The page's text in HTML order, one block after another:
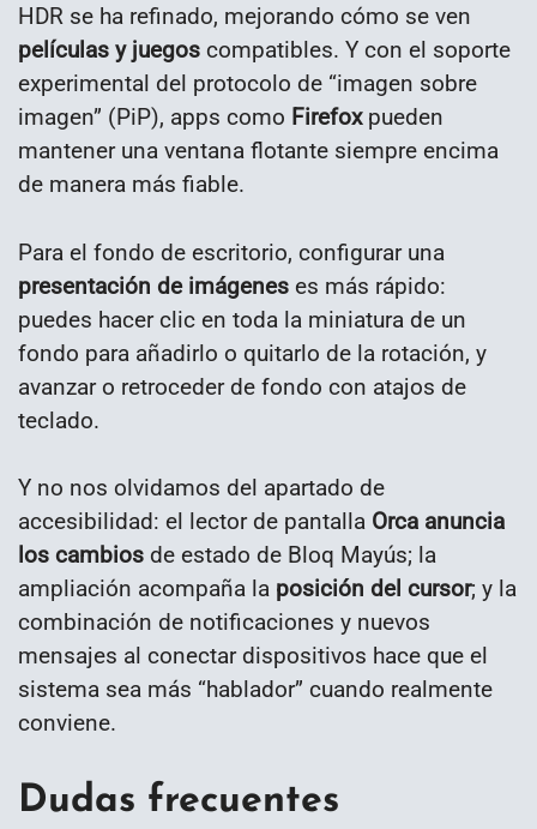
HDR se ha refinado, mejorando cómo se ven
películas y juegos compatibles. Y con el soporte
experimental del protocolo de “imagen sobre
imagen” (PiP), apps como Firefoxpueden
mantener una ventana flotante siempre encima
de manera más fiable.
Para el fondo de escritorio, configurar una
presentación de imágenes es más rápido:
puedes hacer clic en toda la miniatura de un
fondo para añadirlo o quitarlo de la rotación, y
avanzar o retroceder de fondo con atajos de
teclado.
Y no nos olvidamos del apartado de
accesibilidad: el lector de pantalla Orca anuncia
los cambios de estado de Bloq Mayús; la
ampliación acompaña la posición del cursor; y la
combinación de notificaciones y nuevos
mensajes al conectar dispositivos hace que el
sistema sea más “hablador” cuando realmente
conviene.
Dudas frecuentes